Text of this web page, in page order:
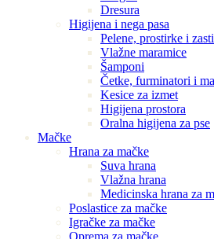
Dresura
Higijena i nega pasa
Pelene, prostirke i
Vlažne maramice
Šamponi
Četke, furminatori i
Kesice za izmet
Higijena prostora
Oralna higijena za pse
Mačke
Hrana za mačke
Suva hrana
Vlažna hrana
Medicinska hrana za
Poslastice za mačke
Igračke za mačke
Oprema za mačke